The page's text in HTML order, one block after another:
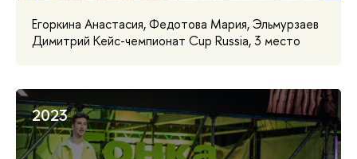
Егоркина Анастасия, Федотова Мария, Эльмурзаев
Димитрий Кейс-чемпионат Cup Russia, 3 место
2023